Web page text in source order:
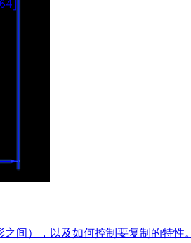
间），以及如何控制要复制的特性。